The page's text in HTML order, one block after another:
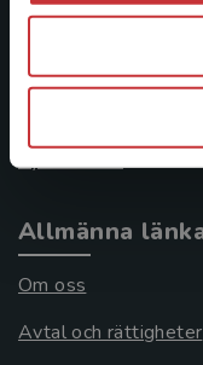
046-31 21 00
Frågor och svar
Systemkrav
Allmänna
Om oss
Avtal och rättigheter